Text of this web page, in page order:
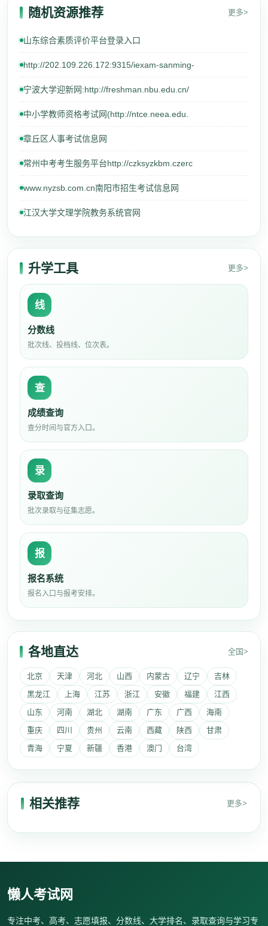
随机资源推荐 更多>
山东综合素质评价平台登录入口
http://202.109.226.172:9315/iexam-sanming-
宁波大学迎新网:http://freshman.nbu.edu.cn/
中小学教师资格考试网(http://ntce.neea.edu.
章丘区人事考试信息网
常州中考考生服务平台http://czksyzkbm.czerc
www.nyzsb.com.cn南阳市招生考试信息网
江汉大学文理学院教务系统官网
升学工具 更多>
线
分数线
批次线、投档线、位次表。
查
成绩查询
查分时间与官方入口。
录
录取查询
批次录取与征集志愿。
报
报名系统
报名入口与报考安排。
各地直达 全国>
北京 天津 河北 山西 内蒙古 辽宁
吉林
黑龙江
上海 江苏 浙江 安徽 福建
江西
山东
河南 湖北 湖南 广东 广西
海南
重庆
四川 贵州 云南 西藏 陕西
甘肃
青海
宁夏 新疆 香港 澳门 台湾
相关推荐 更多>
懒人考试网
专注中考、高考、志愿填报、分数线、大学排名、录取查询与学习专